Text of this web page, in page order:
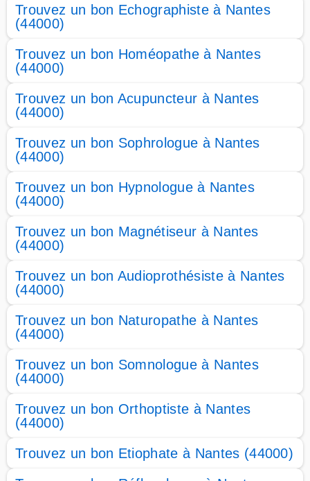
Trouvez un bon Echographiste à Nantes
(44000)
Trouvez un bon Homéopathe à Nantes
(44000)
Trouvez un bon Acupuncteur à Nantes
(44000)
Trouvez un bon Sophrologue à Nantes
(44000)
Trouvez un bon Hypnologue à Nantes
(44000)
Trouvez un bon Magnétiseur à Nantes
(44000)
Trouvez un bon Audioprothésiste à Nantes
(44000)
Trouvez un bon Naturopathe à Nantes
(44000)
Trouvez un bon Somnologue à Nantes
(44000)
Trouvez un bon Orthoptiste à Nantes
(44000)
Trouvez un bon Etiophate à Nantes (44000)